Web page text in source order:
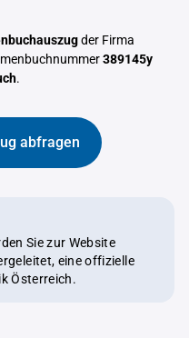
der Firma
389145y
.
abfragen
Sie zur Website
Österreich.